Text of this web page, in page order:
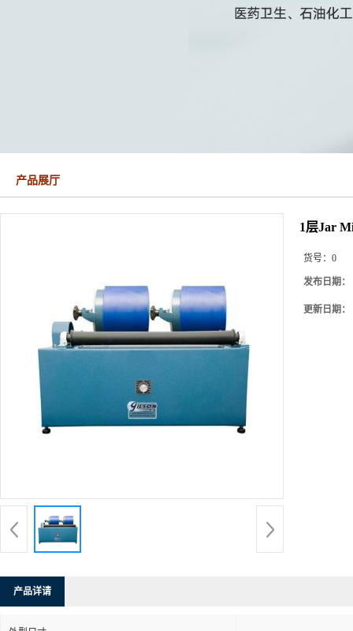
产品展厅
1层Jar
货号： 0
发布日期：
更新日期：
产品详请